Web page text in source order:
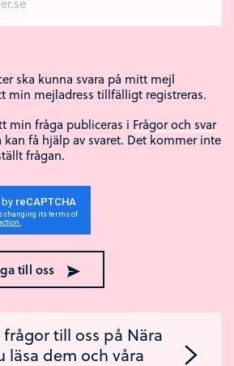
ska kunna svara på mitt mejl
min mejladress tillfälligt registreras.
min fråga publiceras i Frågor och svar
kan få hjälp av svaret. Det kommer inte
frågan.
till oss
till oss på Nära
läsa dem och våra